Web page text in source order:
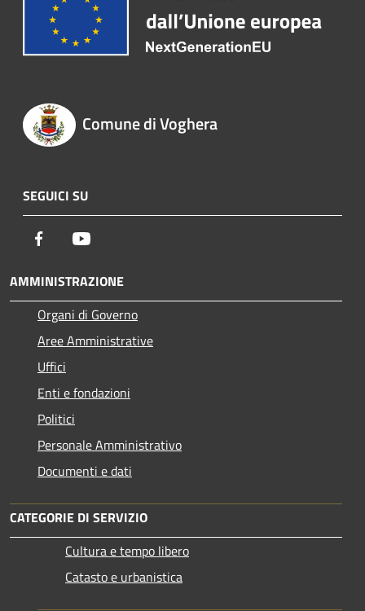
Comune di Voghera
SEGUICI SU
Facebook
AMMINISTRAZIONE
Organi di Governo
Aree Amministrative
Uffici
Enti e fondazioni
Politici
Personale Amministrativo
Documenti e dati
CATEGORIE DI SERVIZIO
Cultura e tempo libero
Catasto e urbanistica